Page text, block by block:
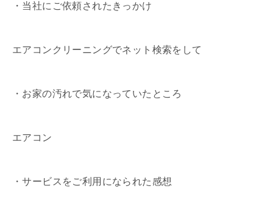
・当社にご依頼されたきっかけ
エアコンクリーニングでネット検索をして
・お家の汚れで気になっていたところ
エアコン
・サービスをご利用になられた感想